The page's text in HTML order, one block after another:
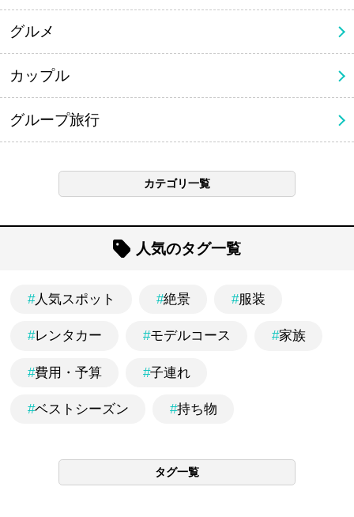
グルメ
カップル
グループ旅行
カテゴリ一覧
人気のタグ一覧
#人気スポット #絶景 #服装
#レンタカー #モデルコース #家族
#費用・予算 #子連れ
#ベストシーズン #持ち物
タグ一覧